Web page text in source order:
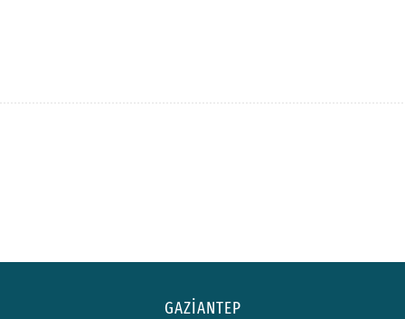
GAZİANTEP